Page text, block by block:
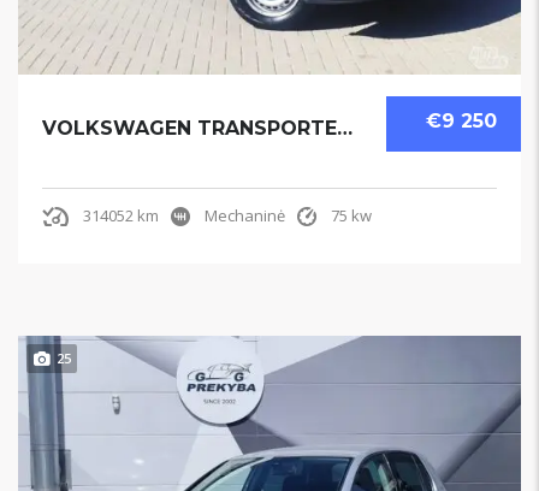
€9 250
VOLKSWAGEN TRANSPORTER 2011
314052 km Mechaninė 75 kw
25